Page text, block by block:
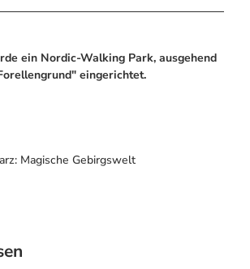
ein Nordic-Walking Park, ausgehend
eingerichtet.
Magische Gebirgswelt